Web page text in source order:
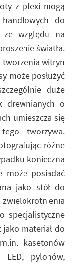
z plexi mogą
do
ze względu na
światła.
tworzenia witryn
może posłużyć
duże
drewnianych o
umieszcza się
tworzywa.
różne
konieczna
może posiadać
jako stół do
zwielokrotnienia
specjalistyczne
materiał do
kasetonów
LED, pylonów,